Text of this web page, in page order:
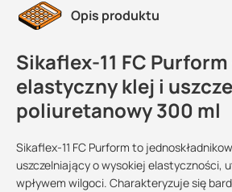
Opis produktu
Sikaflex-11 FC Purform
elastyczny klej i
poliuretanowy 300 ml
Sikaflex-11 FC Purform to
uszczelniający o wysokiej elastyczności,
wpływem wilgoci. Charakteryzuje się